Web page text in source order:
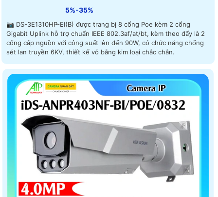
5%-35%
📷 DS-3E1310HP-EI(B) được trang bị 8 cổng Poe kèm 2 cổng
Gigabit Uplink hỗ trợ chuẩn IEEE 802.3af/at/bt, kèm theo đấy là 2
cổng cấp nguồn với công suất lên đến 90W, có chức năng chống
sét lan truyền 6KV, thiết kế vỏ bằng kim loại chắc chắn.